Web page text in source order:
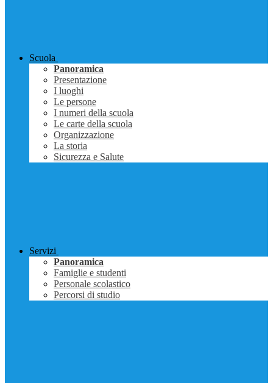
Scuola
Panoramica
Presentazione
I luoghi
Le persone
I numeri della scuola
Le carte della scuola
Organizzazione
La storia
Sicurezza e Salute
Servizi
Panoramica
Famiglie e studenti
Personale scolastico
Percorsi di studio